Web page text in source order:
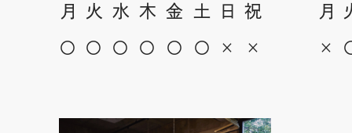
月 火 水 木 金 土 日 祝
〇 〇 〇 〇 〇 〇 × ×
月
×